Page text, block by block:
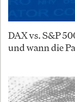
DAX vs. S&P
und wann die